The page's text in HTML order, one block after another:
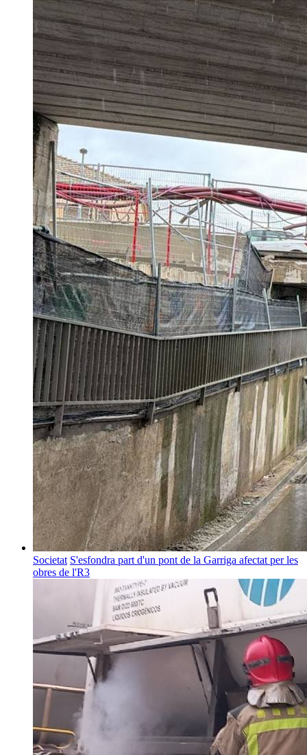
Societat S'esfondra part d'un pont de la Garriga afectat per les
obres de l'R3